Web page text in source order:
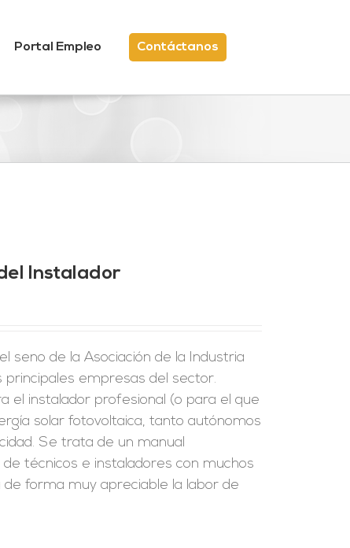
Portal Empleo Contáctanos
Instalador
seno de la Asociación de la Industria
principales empresas del sector.
el instalador profesional (o para el que
solar fotovoltaica, tanto autónomos
Se trata de un manual
técnicos e instaladores con muchos
de forma muy apreciable la labor de